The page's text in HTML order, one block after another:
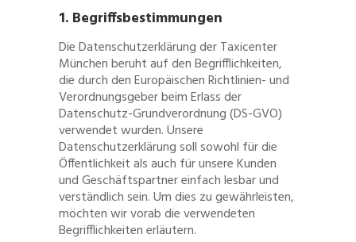
1. Begriffsbestimmungen
Die Datenschutzerklärung der Taxicenter
München beruht auf den Begrifflichkeiten,
die durch den Europäischen Richtlinien- und
Verordnungsgeber beim Erlass der
Datenschutz-Grundverordnung (DS-GVO)
verwendet wurden. Unsere
Datenschutzerklärung soll sowohl für die
Öffentlichkeit als auch für unsere Kunden
und Geschäftspartner einfach lesbar und
verständlich sein. Um dies zu gewährleisten,
möchten wir vorab die verwendeten
Begrifflichkeiten erläutern.